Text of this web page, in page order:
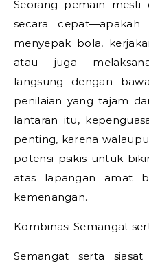
Seorang pemain mesti
secara
menyepak bola,
atau juga
langsung dengan
penilaian yang tajam
lantaran itu,
penting, karena
potensi psikis untuk
atas lapangan amat
kemenangan.
Kombinasi Semangat
Semangat serta